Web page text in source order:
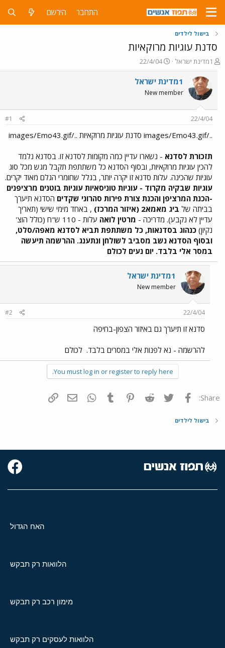
התחבר הירשם
בישול לילדים
סדנת עוגיות מרוקאיות
פ
ו
ח
ה
ש
1מדינת ישראל
פ
ו
ר
ם
ר
22/4/04
1מדינת ישראל
New member
22/4/04
#1
../images/Emo43.gif סדנת עוגיות מרוקאיות ../images/Emo43.gif
תזכורת לסדנא - נשארו עדיין כמה מקומות לסדנא זו. בסדנא נלמד
להכין עוגיות מרוקאיות, ובסוף הסדנא כל משתתפת תקבל מגש מכל סוג
עוגיות שהכינה. עלות סדנא זו יקרה יותר, בגלל שחומרי הגלם מאוד יקרים.
עוגיות שבקיה מקרוד - עוגיות טוניסאיות עוגיות בוטנים מרציפנים
-הכנת המרציפן והכנת צורת פירות סהרוני שקדים הסדנא תיערך
בביתה של ביג מאמא2 (איזור המרכז)
, באחד מימי שישי (תאריך
עדיין לא נקבע). מדריכה - מרטין לואה
עלות - 110 ש"ח (כולל הוצ'
נקיון) כנהוג בסדנאות, כל משתתפת תביא לסדנא מאפה/סלט,
ובסוף הסדנא נשב מסביב לשולחן ונתענג. ההרשמה תיעשה
במסר אלי בלבד. יום נעים לכולם
1מדינת ישראל
New member
22/4/04
#2
סדנא זו תיערך גם באיזור הצפון-בחיפה
להרשמה - נא לפנות אלי במסרים בלבד. לכולם
You must log in or register to reply here.
Share: פייסבוק Twitter
Reddit
Pinterest
Tumblr
WhatsAppדואר אלקטרוני
בישול לילדים
האח הגדול
הלוואות רק תבקש
מימון רכב רק תבקש
הלוואות לעסקים רק תבקש